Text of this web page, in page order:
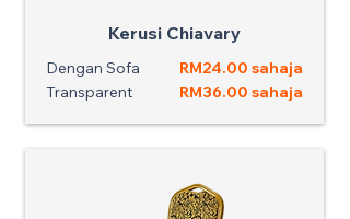
Kerusi Chiavary
Dengan Sofa
RM24.00 sahaja
Transparent
RM36.00 sahaja